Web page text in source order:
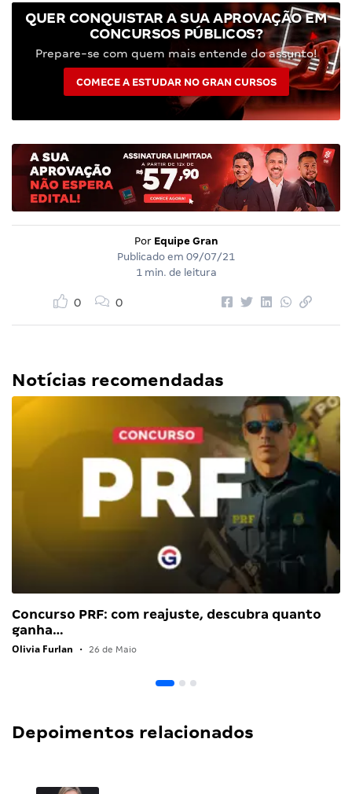
QUER CONQUISTAR A SUA APROVAÇÃO EM
CONCURSOS PÚBLICOS?
Prepare-se com quem mais entende do assunto!
COMECE A ESTUDAR NO GRAN CURSOS
Por Equipe Gran
Publicado em 09/07/21
1 min. de leitura
0 0
Notícias recomendadas
Concurso PRF: com reajuste, descubra quanto
ganha…
Olivia Furlan • 26 de Maio
Depoimentos relacionados